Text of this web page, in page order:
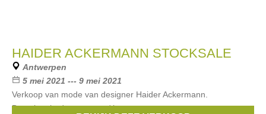
HAIDER ACKERMANN STOCKSALE
Antwerpen
5 mei 2021 --- 9 mei 2021
Verkoop van mode van designer Haider Ackermann.
Betaalmethodes: contant / bancontact